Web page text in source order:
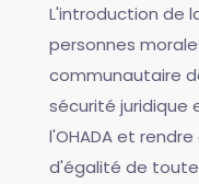
L'introduction de
personnes
communautaire
sécurité juridique
l'OHADA et
d'égalité de